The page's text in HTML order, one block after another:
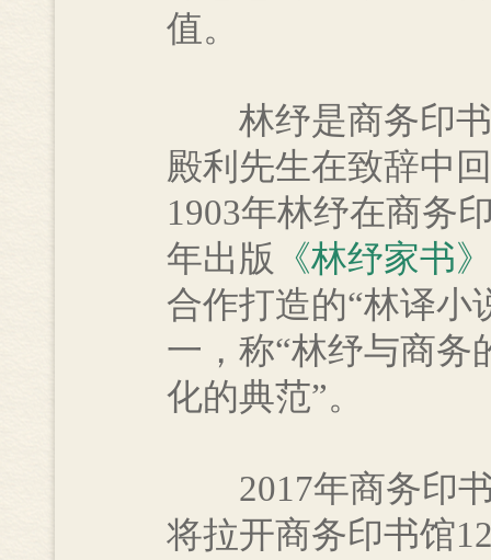
值。
林纾是商务印书
殿利先生在致辞中
1903年林纾在商务
年出版
《林纾家书》
合作打造的“林译小
一，称“林纾与商务
化的典范”。
2017年商务印书
将拉开商务印书馆